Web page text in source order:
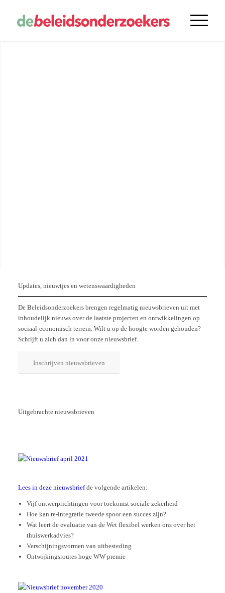
Updates, nieuwtjes en wetenswaardigheden
De Beleidsonderzoekers brengen regelmatig nieuwsbrieven uit met
inhoudelijk nieuws over de laatste projecten en ontwikkelingen op
sociaal-economisch terrein. Wilt u op de hoogte worden gehouden?
Schrijft u zich dan in voor onze nieuwsbrief.
Inschrijven nieuwsbrieven
Uitgebrachte nieuwsbrieven
Lees in deze nieuwsbriefde volgende artikelen:
Vijf ontwerprichtingen voor toekomst sociale zekerheid
Hoe kan re-integratie tweede spoor een succes zijn?
Wat leert de evaluatie van de Wet flexibel werken ons over het
thuiswerkadvies?
Verschijningsvormen van uitbesteding
Ontwijkingsroutes hoge WW-premie